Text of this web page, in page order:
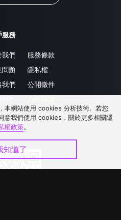
服務
我們
問題
我們
服務條款
隱私權
公開徵件
本網站使用 cookies 分析技術。若您
意我們使用 cookies，關於更多相關隱
權政策。
知道了